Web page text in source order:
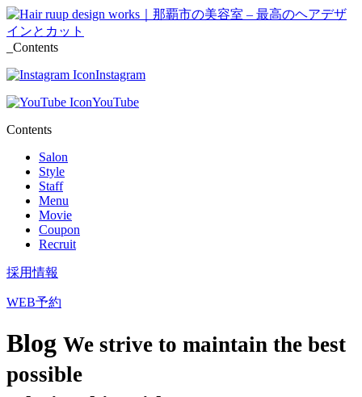
_Contents
Instagram
YouTube
Contents
Salon
Style
Staff
Menu
Movie
Coupon
Recruit
採用情報
WEB予約
Blog We strive to maintain the best
possible